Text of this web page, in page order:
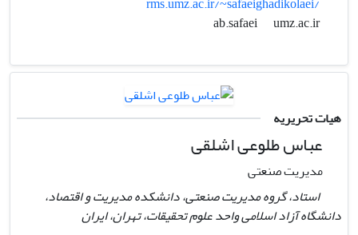
ab.safaei
umz.ac.ir
هیات تحریریه
عباس طلوعی اشلقی
مدیریت صنعتی
استاد، گروه مدیریت صنعتی، دانشکده مدیریت و اقتصاد،
دانشگاه آزاد اسلامی واحد علوم تحقیقات، تهران، ایران